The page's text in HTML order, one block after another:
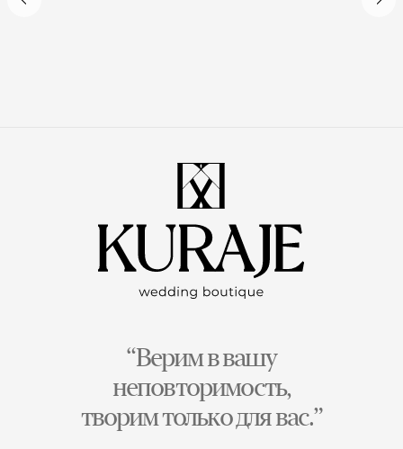
“Верим в вашу
неповторимость,
творим только для вас.”